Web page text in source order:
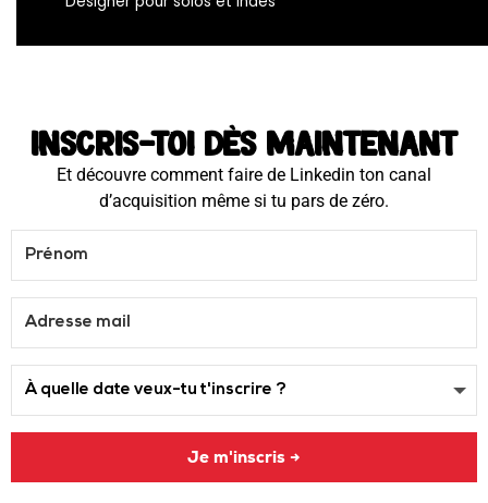
inscris-toi dès maintenant
Et découvre comment faire de Linkedin ton canal
d’acquisition même si tu pars de zéro.
Je m'inscris →